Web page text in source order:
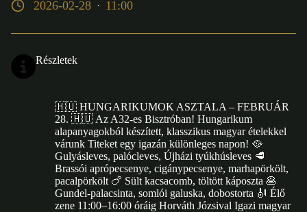
2026-02-28 · 11:00
Részletek
🇭🇺 HUNGARIKUMOK ASZTALA – FEBRUÁR
28. 🇭🇺 Az A32-es Bisztróban! Hungarikum
alapanyagokból készített, klasszikus magyar ételekkel
várunk Titeket egy igazán különleges napon! 🥘
Gulyásleves, palócleves, Újházi tyúkhúsleves 🥩
Brassói aprópecsenye, cigánypecsenye, marhapörkölt,
pacalpörkölt 🍗 Sült kacsacomb, töltött káposzta 🥞
Gundel-palacsinta, somlói galuska, dobostorta 🎻 Élő
zene 11:00–16:00 óráig Horváth Józsival Igazi magyar